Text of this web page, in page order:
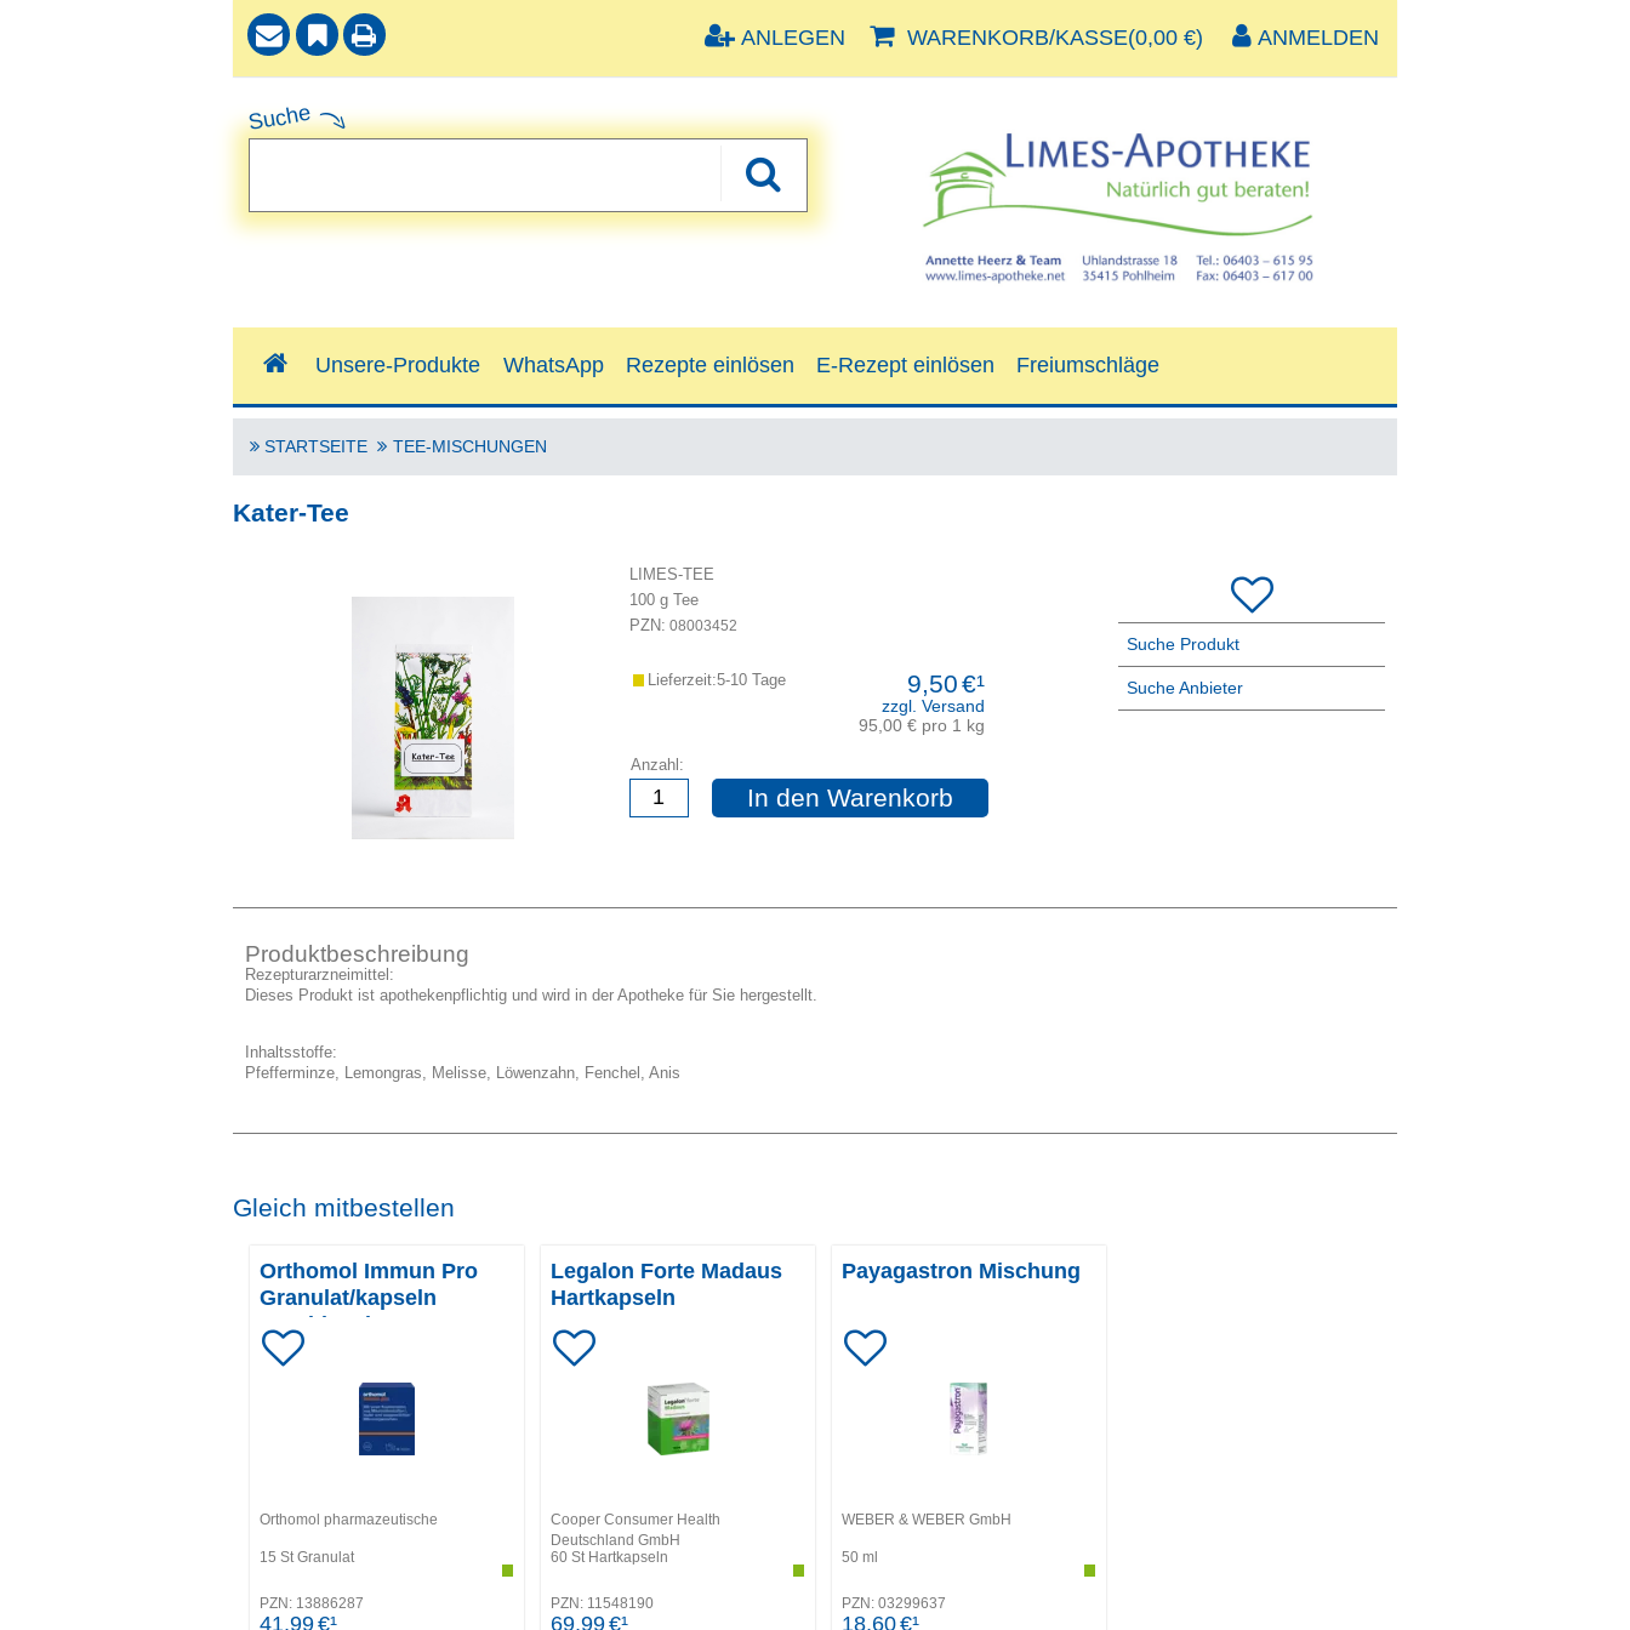
Suche
ANLEGEN WARENKORB/KASSE(0,00 €) ANMELDEN
Unsere-Produkte WhatsApp Rezepte einlösen E-Rezept einlösen Freiumschläge
STARTSEITE TEE-MISCHUNGEN
Kater-Tee
LIMES-TEE
100 gTee
PZN: 08003452
9,50€¹
zzgl. Versand
95,00 € pro 1 kg
Lieferzeit:5-10 Tage
Anzahl:
In den Warenkorb
Suche Produkt
Suche Anbieter
Produktbeschreibung
Rezepturarzneimittel:
Dieses Produkt ist apothekenpflichtig und wird in der Apotheke für Sie hergestellt.
Inhaltsstoffe:
Pfefferminze, Lemongras, Melisse, Löwenzahn, Fenchel, Anis
Gleich mitbestellen
Orthomol Immun Pro
Granulat/kapseln
Kombipack.
Orthomol pharmazeutische
15 St Granulat
PZN: 13886287
41,99€¹
Legalon Forte Madaus
Hartkapseln
Cooper Consumer Health
Deutschland GmbH
60 St Hartkapseln
PZN: 11548190
69,99€¹
Payagastron Mischung
WEBER & WEBER GmbH
50 ml
PZN: 03299637
18,60€¹